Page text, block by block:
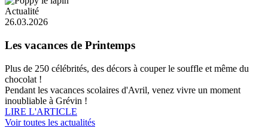
Actualité
26.03.2026
Les vacances de Printemps
Plus de 250 célébrités, des décors à couper le souffle et même du
chocolat !
Pendant les vacances scolaires d'Avril, venez vivre un moment
inoubliable à Grévin !
LIRE L'ARTICLE
Voir toutes les actualités